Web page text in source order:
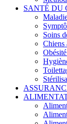
SANTÉ DU
Soins
Chiens